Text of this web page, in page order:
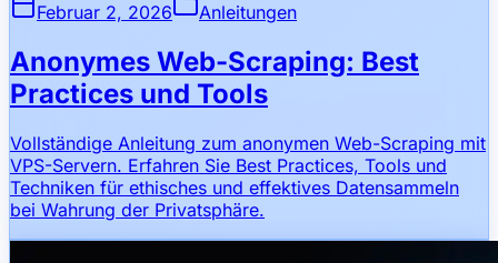
Februar 2, 2026 Anleitungen
Anonymes Web-Scraping: Best
Practices und Tools
Vollständige Anleitung zum anonymen Web-Scraping mit
VPS-Servern. Erfahren Sie Best Practices, Tools und
Techniken für ethisches und effektives Datensammeln
bei Wahrung der Privatsphäre.